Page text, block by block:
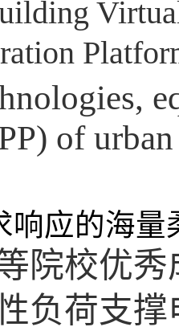
of
响应的海
院校优
负荷支